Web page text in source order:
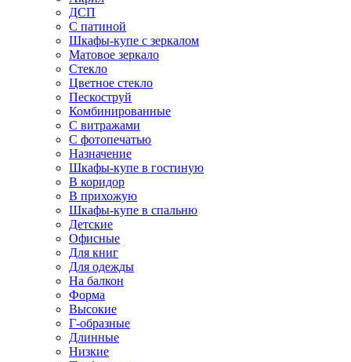
ДСП
С патиной
Шкафы-купе с зеркалом
Матовое зеркало
Стекло
Цветное стекло
Пескоструй
Комбинированные
С витражами
С фотопечатью
Назначение
Шкафы-купе в гостиную
В коридор
В прихожую
Шкафы-купе в спальню
Детские
Офисные
Для книг
Для одежды
На балкон
Форма
Высокие
Г-образные
Длинные
Низкие